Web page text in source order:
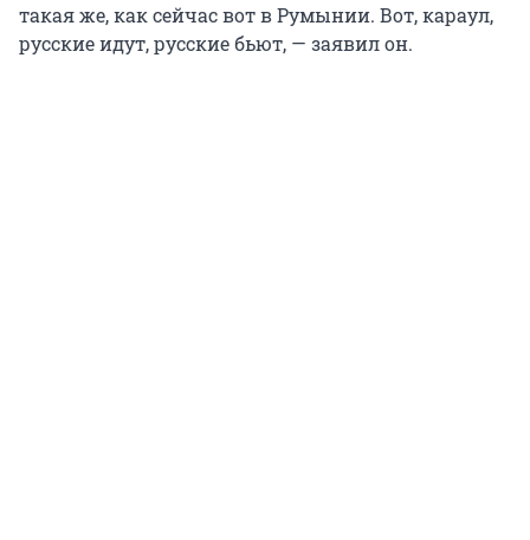
такая же, как сейчас вот в Румынии. Вот, караул,
русские идут, русские бьют, — заявил он.